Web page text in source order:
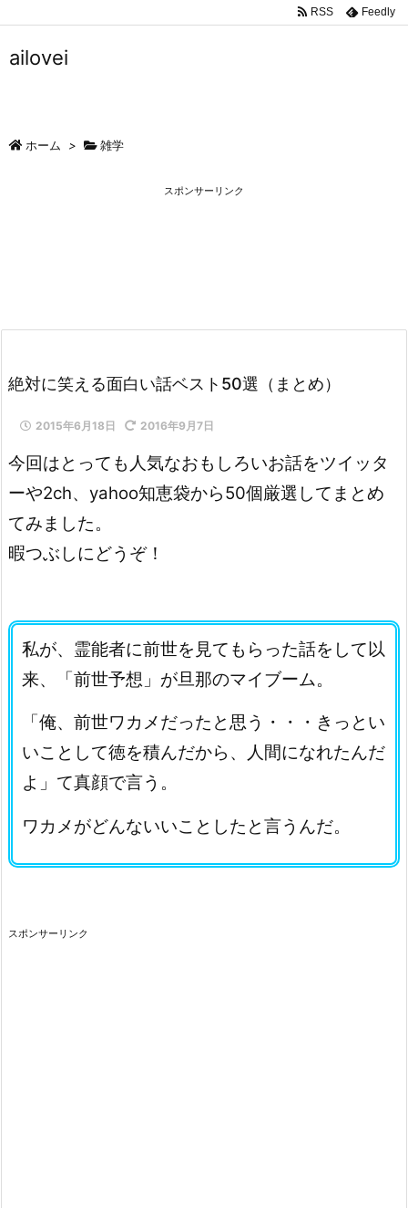
RSS Feedly
ailovei
ホーム > 雑学
スポンサーリンク
絶対に笑える面白い話ベスト50選（まとめ）
2015年6月18日 2016年9月7日
今回はとっても人気なおもしろいお話をツイッタ
ーや2ch、yahoo知恵袋から50個厳選してまとめ
てみました。
暇つぶしにどうぞ！
私が、霊能者に前世を見てもらった話をして以
来、「前世予想」が旦那のマイブーム。
「俺、前世ワカメだったと思う・・・きっとい
いことして徳を積んだから、人間になれたんだ
よ」て真顔で言う。
ワカメがどんないいことしたと言うんだ。
スポンサーリンク